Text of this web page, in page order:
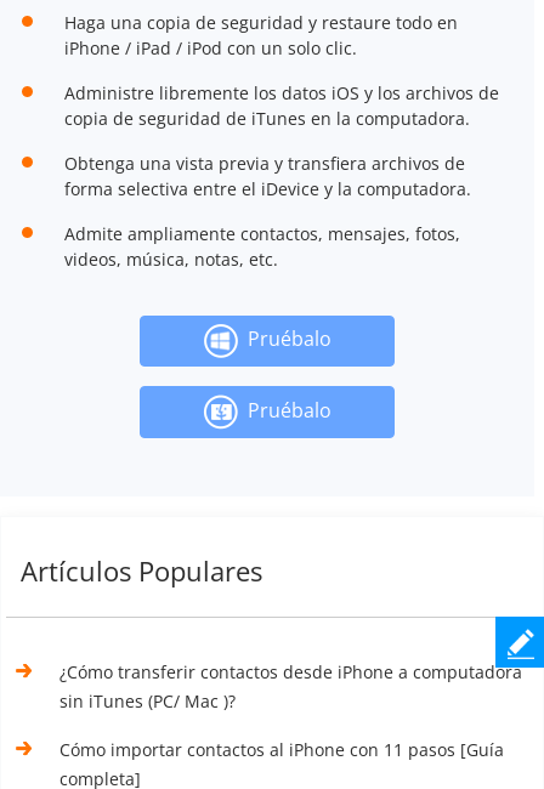
Haga una copia de seguridad y restaure todo en
iPhone / iPad / iPod con un solo clic.
Administre libremente los datos iOS y los archivos de
copia de seguridad de iTunes en la computadora.
Obtenga una vista previa y transfiera archivos de
forma selectiva entre el iDevice y la computadora.
Admite ampliamente contactos, mensajes, fotos,
videos, música, notas, etc.
Pruébalo
Pruébalo
Artículos Populares
¿Cómo transferir contactos desde iPhone a computadora
sin iTunes (PC/ Mac )?
Cómo importar contactos al iPhone con 11 pasos [Guía
completa]